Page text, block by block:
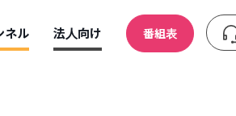
ネル 法人向け 番組表